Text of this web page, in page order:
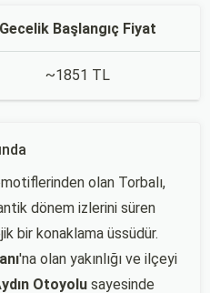
Gecelik Başlangıç Fiyat
~1851 TL
olan Torbalı,
dönem izlerini süren
bir konaklama üssüdür.
'na olan yakınlığı ve ilçeyi
Otoyolu sayesinde